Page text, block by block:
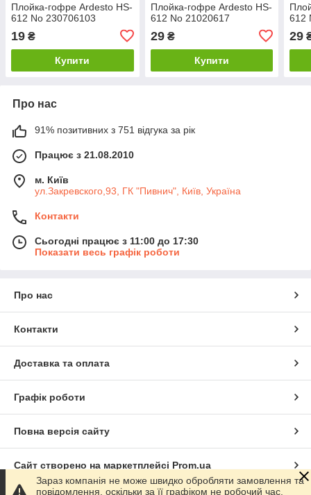
Плойка-гофре Ardesto HS-
612 No 230706103
19 ₴
Купити
Плойка-гофре Ardesto HS-
612 No 21020617
29₴
Купити
612
29
Про нас
91% позитивних з 751 відгука за рік
Працює з 21.08.2010
м. Київ
ул.Закревского,93, ГК "Пивнич", Київ, Україна
Контакти
Сьогодні працює з 11:00 до 17:30
Показати весь графік роботи
Про нас
Контакти
Доставка та оплата
Графік роботи
Повна версія сайту
Сайт створено на маркетплейсі Prom.ua
Зараз компанія не може швидко обробляти замовлення та
повідомлення, оскільки за її графіком не робочий час.